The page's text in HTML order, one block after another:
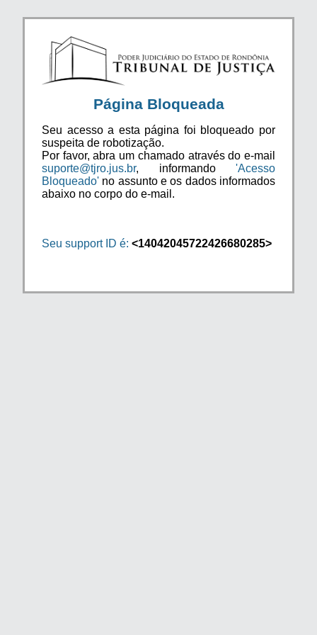
Página Bloqueada
Seu acesso a esta página foi bloqueado por
suspeita de robotização.
Por favor, abra um chamado através do e-mail
suporte@tjro.jus.br, informando 'Acesso
Bloqueado' no assunto e os dados informados
abaixo no corpo do e-mail.
Seu support ID é: <14042045722426680285>